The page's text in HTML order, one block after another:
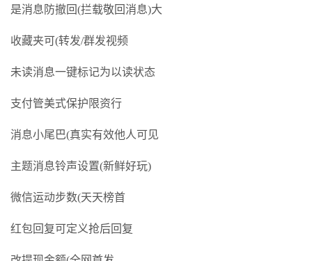
是消息防撤回(拦载敬回消息)大
收藏夹可(转发/群发视频
未读消息一键标记为以读状态
支付管美式保护限资行
消息小尾巴(真实有效他人可见
主题消息铃声设置(新鲜好玩)
微信运动步数(天天榜首
红包回复可定义抢后回复